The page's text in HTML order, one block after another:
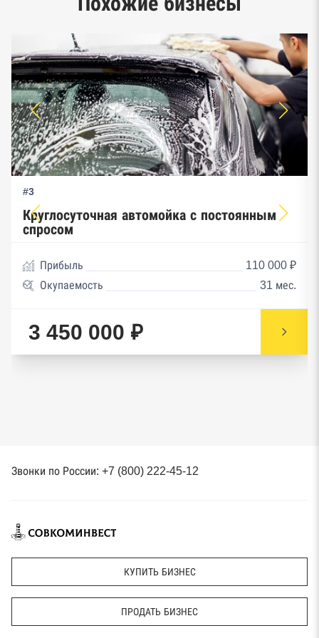
Единый реестр малого и среднего
#3
Круглосуточная автомойка с постоянным
спросом
Прибыль
110 000 ₽
Окупаемость
31 мес.
3 450 000 ₽
Звонки по России: +7 (800) 222-45-12
КУПИТЬ БИЗНЕС
ПРОДАТЬ БИЗНЕС